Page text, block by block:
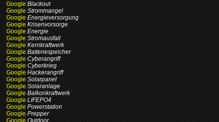
Google Blackout
Google Strommangel
Google Energieversorgung
Google Krisenvorsorge
Google Energie
Google Stromausfall
Google Kernkraftwerk
Google Batteriespeicher
Google Cyberangriff
Google Cyberkrieg
Google Hackerangriff
Google Solarpanel
Google Solaranlage
Google Balkonkraftwerk
Google LIFEPO4
Google Powerstation
Google Prepper
Google Outdoor